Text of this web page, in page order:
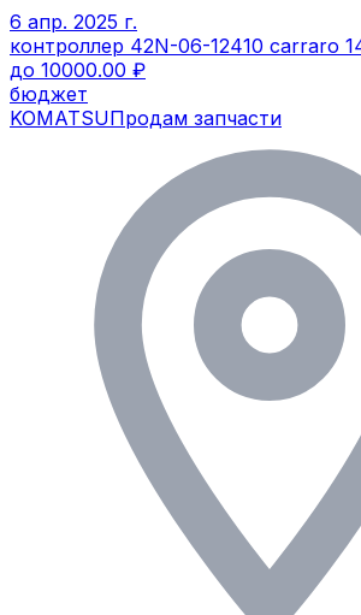
6 апр. 2025 г.
контроллер 42N-06-12410 carraro
до 10000.00 ₽
бюджет
KOMATSUПродам запчасти